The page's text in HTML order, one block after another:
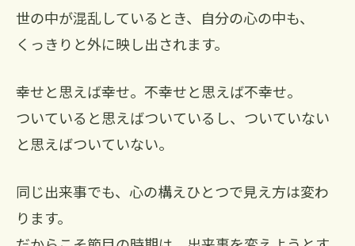
世の中が混乱しているとき、自分の心の中も、
くっきりと外に映し出されます。
幸せと思えば幸せ。不幸せと思えば不幸せ。
ついていると思えばついているし、ついていない
と思えばついていない。
同じ出来事でも、心の構えひとつで見え方は変わ
ります。